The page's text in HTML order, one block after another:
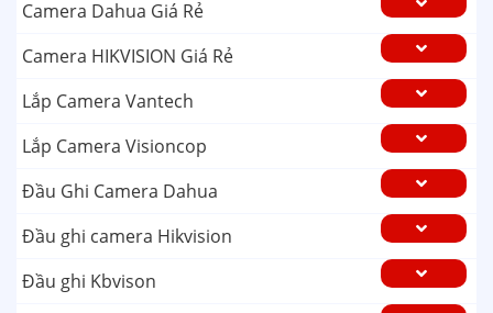
Camera Dahua Giá Rẻ
Camera HIKVISION Giá Rẻ
Lắp Camera Vantech
Lắp Camera Visioncop
Đầu Ghi Camera Dahua
Đầu ghi camera Hikvision
Đầu ghi Kbvison